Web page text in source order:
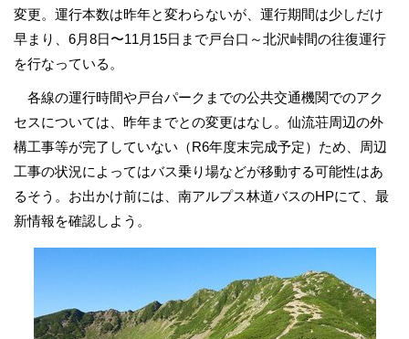
変更。運行本数は昨年と変わらないが、運行期間は少しだけ
早まり、6月8日〜11月15日まで戸台口～北沢峠間の往復運行
を行なっている。
各線の運行時間や戸台パークまでの公共交通機関でのアク
セスについては、昨年までとの変更はなし。仙流荘周辺の外
構工事等が完了していない（R6年度末完成予定）ため、周辺
工事の状況によってはバス乗り場などが移動する可能性はあ
るそう。お出かけ前には、南アルプス林道バスのHPにて、最
新情報を確認しよう。